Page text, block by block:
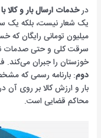
درخدمات ارسال بار و کالا
یک شعار نیست، بلکه یک
میلیون تومانی رایگان
سرقت کلی و حتی صدمات
خوزستان را جبران
دوم: بارنامه رسمی که
بار و ارزش کالا بر روی
محاکم قضایی است.